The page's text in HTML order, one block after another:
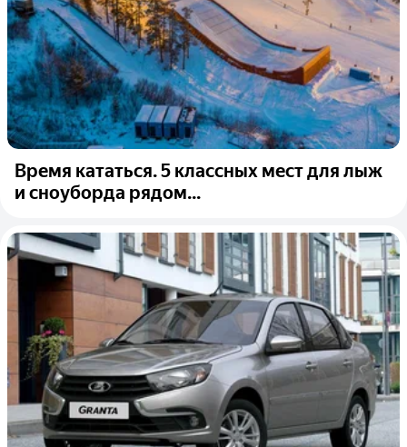
Время кататься. 5 классных мест для лыж
и сноуборда рядом...